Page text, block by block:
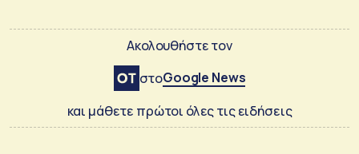
Ακολουθήστε τον
στοGoogle News
και μάθετε πρώτοι όλες τις ειδήσεις